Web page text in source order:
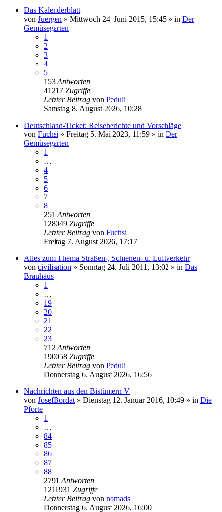
Das Kalenderblatt
von Juergen » Mittwoch 24. Juni 2015, 15:45 » in Der
Gemüsegarten
1
2
3
4
5
153 Antworten
41217 Zugriffe
Letzter Beitrag von Peduli
Samstag 8. August 2026, 10:28
Deutschland-Ticket: Reiseberichte und Vorschläge
von Fuchsi » Freitag 5. Mai 2023, 11:59 » in Der
Gemüsegarten
1
…
4
5
6
7
8
251 Antworten
128049 Zugriffe
Letzter Beitrag von Fuchsi
Freitag 7. August 2026, 17:17
Alles zum Thema Straßen-, Schienen- u. Luftverkehr
von civilisation » Sonntag 24. Juli 2011, 13:02 » in Das
Brauhaus
1
…
19
20
21
22
23
712 Antworten
190058 Zugriffe
Letzter Beitrag von Peduli
Donnerstag 6. August 2026, 16:56
Nachrichten aus den Bistümern V
von JosefBordat » Dienstag 12. Januar 2016, 10:49 » in Die
Pforte
1
…
84
85
86
87
88
2791 Antworten
1211931 Zugriffe
Letzter Beitrag von nomads
Donnerstag 6. August 2026, 16:00